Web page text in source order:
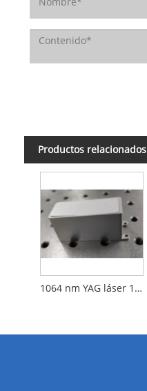
Productos relacionados
1064 nm YAG láser 15MJ 5Hz